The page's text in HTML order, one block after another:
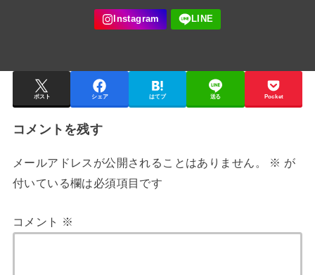
ポスト シェア はてブ 送る Pocket
コメントを残す
メールアドレスが公開されることはありません。 ※ が
付いている欄は必須項目です
コメント ※